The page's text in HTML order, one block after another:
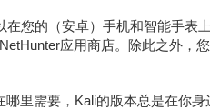
在您的（安卓）手机和智能手表
应用商店。除此之外，
哪里需要，Kali的版本总是在你